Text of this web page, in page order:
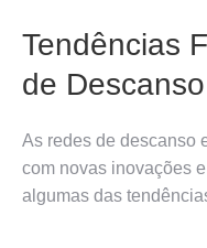
Tendências
de Descanso
As redes de descanso
com novas inovações
algumas das